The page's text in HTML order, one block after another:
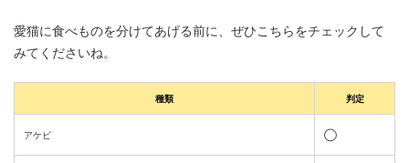
愛猫に食べものを分けてあげる前に、ぜひこちらをチェックして
みてくださいね。
種類 判定
アケビ ◯